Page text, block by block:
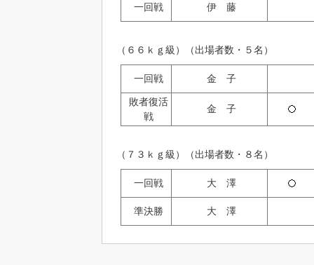
一回戦 伊 藤
（６６ｋｇ級）（出場者数・５名）
一回戦 金 子
敗者復活
戦
金 子
（７３ｋｇ級）（出場者数・８名）
一回戦 大 澤
準決勝 大 澤